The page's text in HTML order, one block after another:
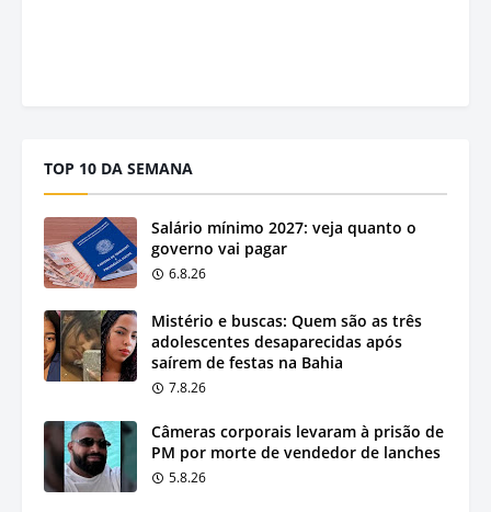
TOP 10 DA SEMANA
Salário mínimo 2027: veja quanto o
governo vai pagar
6.8.26
Mistério e buscas: Quem são as três
adolescentes desaparecidas após
saírem de festas na Bahia
7.8.26
Câmeras corporais levaram à prisão de
PM por morte de vendedor de lanches
5.8.26